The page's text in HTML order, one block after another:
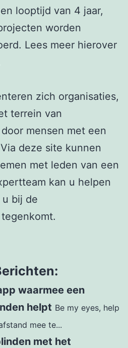
looptijd van 4 jaar,
worden
Lees meer hierover
zich organisaties,
terrein van
mensen met een
deze site kunnen
met leden van een
kan u helpen
bij de
waarmee een
helpt Be my eyes, help
mee te...
met het